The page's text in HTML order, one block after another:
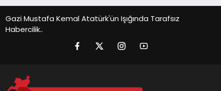
Gazi Mustafa Kemal Atatürk'ün Işığında Tarafsız
Habercilik..